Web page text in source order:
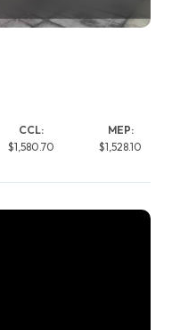
CCL:
$1,580.70
MEP:
$1,528.10